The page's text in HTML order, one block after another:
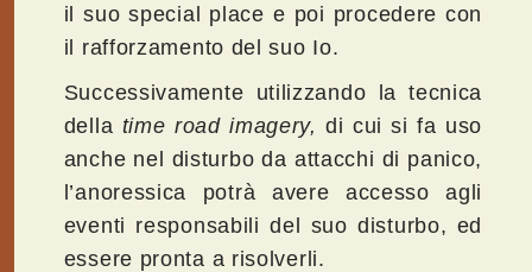
il suo special place e poi procedere con
il rafforzamento del suo Io.
Successivamente utilizzando la tecnica
della time road imagery, di cui si fa uso
anche nel disturbo da attacchi di panico,
l’anoressica potrà avere accesso agli
eventi responsabili del suo disturbo, ed
essere pronta a risolverli.